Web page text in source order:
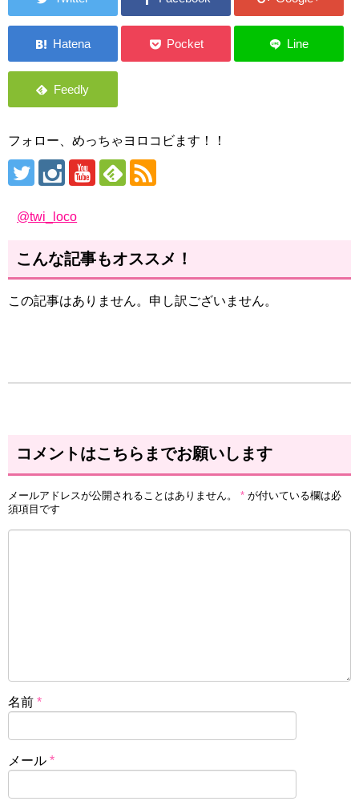
フォロー、めっちゃヨロコビます！！
@twi_loco
こんな記事もオススメ！
この記事はありません。申し訳ございません。
コメントはこちらまでお願いします
メールアドレスが公開されることはありません。 * が付いている欄は必
須項目です
名前 *
メール *